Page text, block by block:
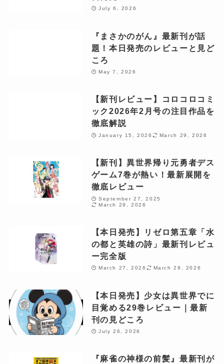
July 6, 2026
『まさかのがん』最新刊が話
題！本日発売のレビューと見ど
ころ
May 7, 2026
【新刊レビュー】コロコロコミ
ック2026年2月号の注目作品を
徹底解説
January 15, 2026 March 29, 2026
【新刊】異世界帰り元勇者デス
ゲーム7巻が熱い！最新展開を
徹底レビュー
September 27, 2025
March 29, 2026
【本日発売】リゼロ第五章「水
の都と英雄の詩」最新刊レビュ
ー完全版
March 27, 2026 March 29, 2026
【本日発売】少女は異世界でに
目覚める29巻レビュー｜最新
刊の見どころ
July 26, 2026
『麻雀の神様の前髪』最新刊が